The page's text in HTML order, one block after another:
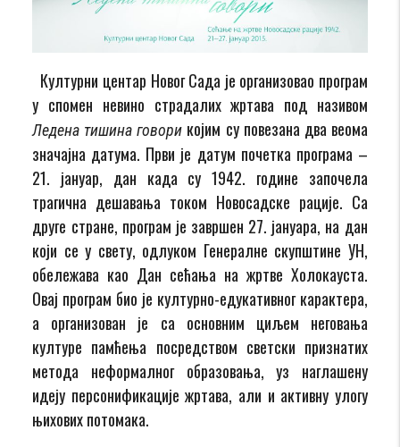
Културни центар Новог Сада је организовао програм
у спомен невино страдалих жртава под називом
Ледена тишина говори којим су повезана два веома
значајна датума. Први је датум почетка програма –
21. јануар, дан када су 1942. године започела
трагична дешавања током Новосадске рације. Са
друге стране, програм је завршен 27. јануара, на дан
који се у свету, одлуком Генералне скупштине УН,
обележава као Дан сећања на жртве Холокауста.
Овај програм био је културно-едукативног карактера,
а организован је са основним циљем неговања
културе памћења посредством светски признатих
метода неформалног образовања, уз наглашену
идеју персонификације жртава, али и активну улогу
њихових потомака.